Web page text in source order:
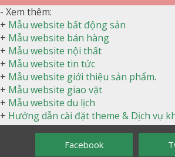
- Xem thêm:
+ Mẫu website bất động sản
+ Mẫu website bán hàng
+ Mẫu website nội thất
+ Mẫu website tin tức
+ Mẫu website giới thiệu sản phẩm.
+ Mẫu website giao vặt
+ Mẫu website du lịch
+ Hướng dẫn cài đặt theme & Dịch vụ
Facebook